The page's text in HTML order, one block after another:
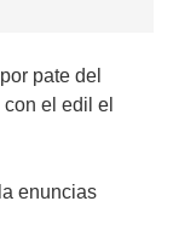
pate del
el edil el
enuncias